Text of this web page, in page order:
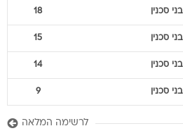
בני סכנין 18
בני סכנין 15
בני סכנין 14
בני סכנין 9
לרשימה המלאה